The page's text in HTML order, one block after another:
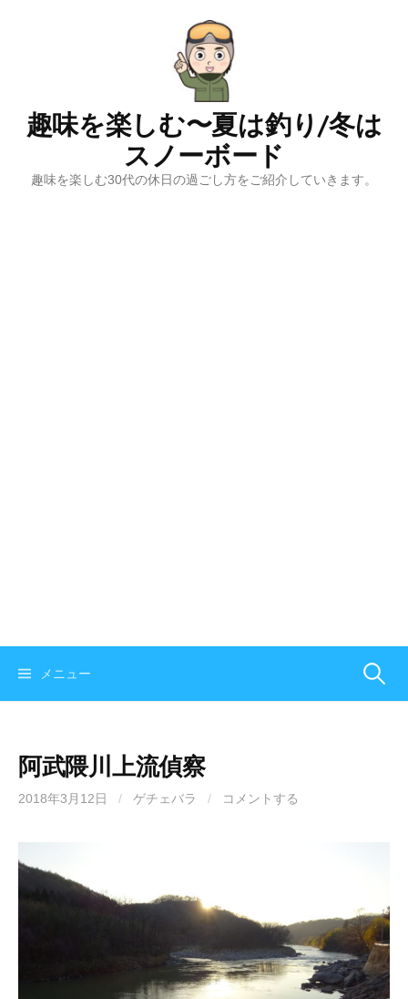
趣味を楽しむ〜夏は釣り/冬は
スノーボード
趣味を楽しむ30代の休日の過ごし方をご紹介していきます。
メニュー 検
阿武隈川上流偵察
2018年3月12日 / ゲチェバラ / コメントする